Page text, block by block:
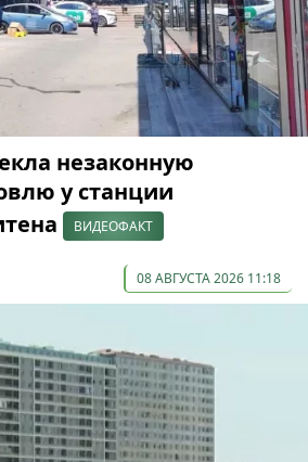
незаконную
у станции
ВИДЕОФАКТ
08 АВГУСТА 2026 11:18